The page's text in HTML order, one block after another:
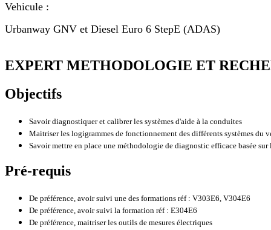
Vehicule :
Urbanway GNV et Diesel Euro 6 StepE (ADAS)
EXPERT METHODOLOGIE ET
Objectifs
Savoir diagnostiquer et calibrer les systèmes d'aide à la conduites
Maitriser les logigrammes de fonctionnement des différents systèmes du
Savoir mettre en place une méthodologie de diagnostic efficace basée
Pré-requis
De préférence, avoir suivi une des formations réf : V303E6, V304E6
De préférence, avoir suivi la formation réf : E304E6
De préférence, maitriser les outils de mesures électriques